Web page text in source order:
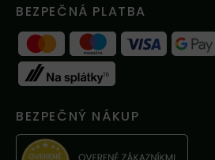
BEZPEČNÁ PLATBA
BEZPEČNÝ NÁKUP